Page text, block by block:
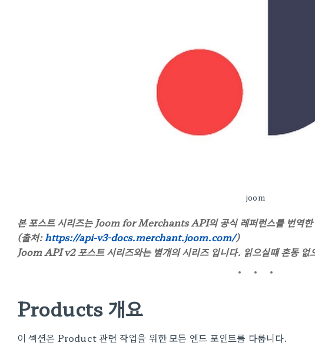
joom
본 포스트 시리즈는 Joom for Merchants API의 공식 레퍼런스를 번역한
(출처:https://api-v3-docs.merchant.joom.com/)
Joom API v2 포스트 시리즈와는 별개의 시리즈 입니다. 읽으실때 혼동 없
Products 개요
이 섹션은 Product 관련 작업을 위한 모든 엔드 포인트를 다룹니다.